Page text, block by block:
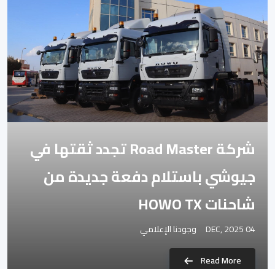
شركة Road Master تجدد ثقتها في
جيوشي باستلام دفعة جديدة من
شاحنات HOWO TX
04 DEC, 2025
وجودنا الإعلامي
Read More